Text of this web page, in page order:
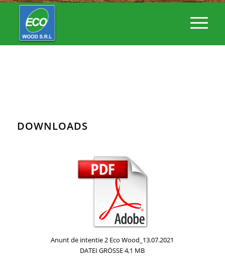
DOWNLOADS
Anunt de intentie 2 Eco Wood_13.07.2021
DATEI GRÖSSE 4,1 MB